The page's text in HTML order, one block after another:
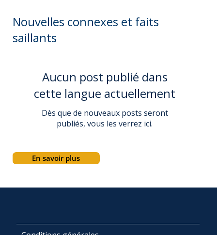
Nouvelles connexes et faits
saillants
Aucun post publié dans
cette langue actuellement
Dès que de nouveaux posts seront
publiés, vous les verrez ici.
En savoir plus